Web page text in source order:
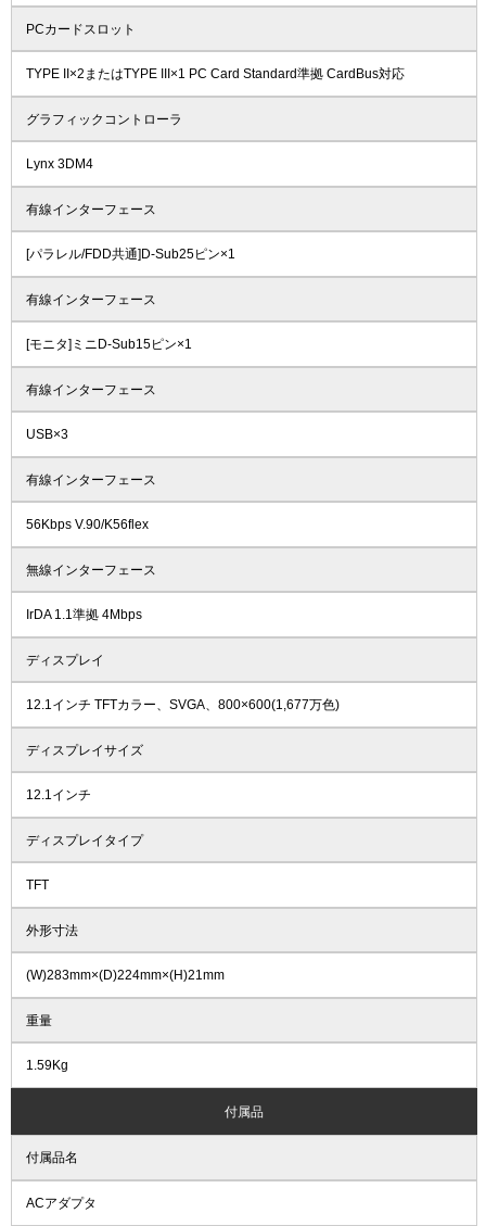
PCカードスロット
TYPE II×2またはTYPE III×1 PC Card Standard準拠 CardBus対応
グラフィックコントローラ
Lynx 3DM4
有線インターフェース
[パラレル/FDD共通]D-Sub25ピン×1
有線インターフェース
[モニタ]ミニD-Sub15ピン×1
有線インターフェース
USB×3
有線インターフェース
56Kbps V.90/K56flex
無線インターフェース
IrDA 1.1準拠 4Mbps
ディスプレイ
12.1インチ TFTカラー、SVGA、800×600(1,677万色)
ディスプレイサイズ
12.1インチ
ディスプレイタイプ
TFT
外形寸法
(W)283mm×(D)224mm×(H)21mm
重量
1.59Kg
付属品
付属品名
ACアダプタ